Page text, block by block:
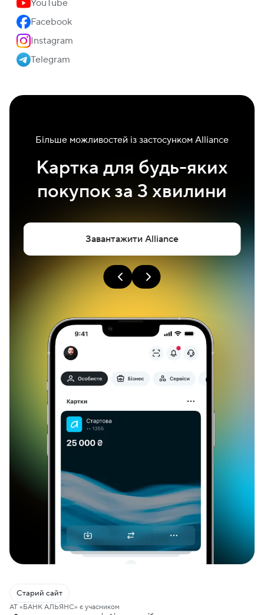
YouTube
Facebook
Instagram
Telegram
Більше можливостей із застосунком Alliance
Картка для будь-яких
покупок за 3 хвилини
Завантажити Alliance
Старий сайт
АТ «БАНК АЛЬЯНС» є учасником